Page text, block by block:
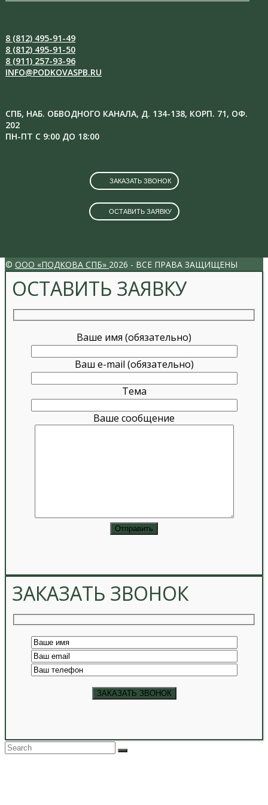
8 (812) 495-91-49
8 (812) 495-91-50
8 (911) 257-93-96
INFO@PODKOVASPB.RU
СПБ, НАБ. ОБВОДНОГО КАНАЛА, Д. 134-138, КОРП. 71, ОФ.
202
ПН-ПТ С 9:00 ДО 18:00
ЗАКАЗАТЬ ЗВОНОК
ОСТАВИТЬ ЗАЯВКУ
© ООО «ПОДКОВА СПБ» 2026 - ВСЕ ПРАВА ЗАЩИЩЕНЫ
ОСТАВИТЬ ЗАЯВКУ
Ваше имя (обязательно)
Ваш e-mail (обязательно)
Тема
Ваше сообщение
ЗАКАЗАТЬ ЗВОНОК